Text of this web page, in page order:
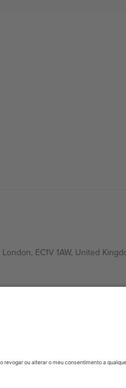
EC1V 1AW, United